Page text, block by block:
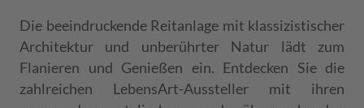
Die beeindruckende Reitanlage mit klassizistischer
Architektur und unberührter Natur lädt zum
Flanieren und Genießen ein. Entdecken Sie die
zahlreichen LebensArt-Aussteller mit ihren